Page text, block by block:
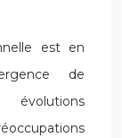
est en
de